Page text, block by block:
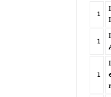
1
1
1